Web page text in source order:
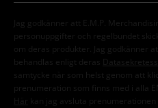
Jag godkänner att E.M.P.
personuppgifter och regelbundet
om deras produkter. Jag godkänner
behandlas enligt deras
samtycke när som helst genom att
prenumeration som finns med i alla
Här kan jag avsluta prenumerationen